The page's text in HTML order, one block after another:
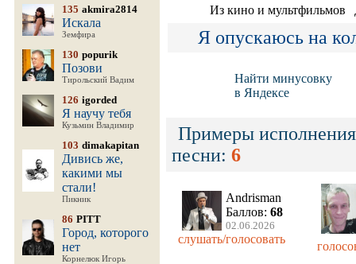
135 akmira2814
Искала
Земфира
130 popurik
Позови
Тирольский Вадим
126 igorded
Я научу тебя
Кузьмин Владимир
103 dimakapitan
Дивись же,
какими мы
стали!
Пикник
86 PITT
Город, которого
нет
Корнелюк Игорь
Из кино и мультфильмов
Я опускаюсь на
Найти минусовку
в Яндексе
Примеры исполнения
песни: 6
Andrisman
Баллов: 68
02.06.2026
слушать/голосовать